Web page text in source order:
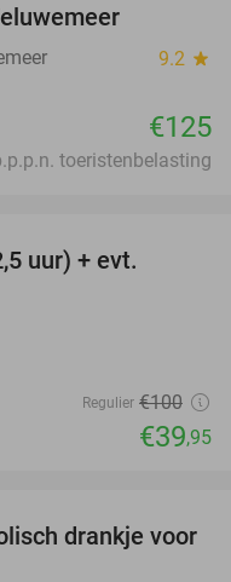
9.2 star
€125
toeristenbelasting
uur) + evt.
Regulier €100
€39,95
52%
drankje voor